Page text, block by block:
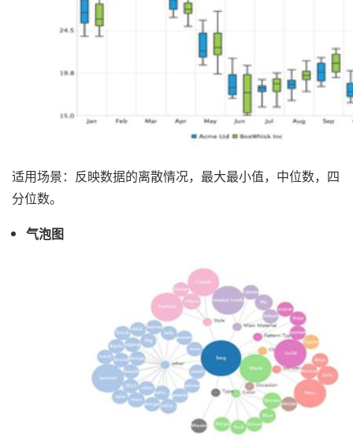
适用场景：反映数据的离散情况，最大最小值，中位数，四
分位数。
气泡图